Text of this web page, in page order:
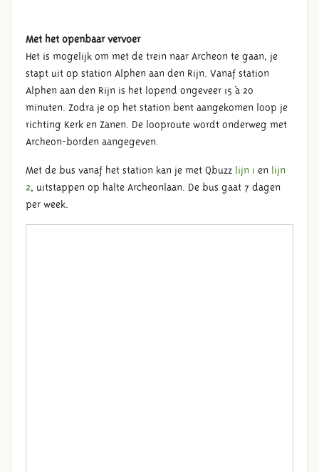
Met het openbaar vervoer
Het is mogelijk om met de trein naar Archeon te gaan, je
stapt uit op station Alphen aan den Rijn. Vanaf station
Alphen aan den Rijn is het lopend ongeveer 15 à 20
minuten. Zodra je op het station bent aangekomen loop je
richting Kerk en Zanen. De looproute wordt onderweg met
Archeon-borden aangegeven.
Met de bus vanaf het station kan je met Qbuzz lijn 1 en
lijn
2, uitstappen op halte Archeonlaan. De bus gaat 7 dagen
per week.